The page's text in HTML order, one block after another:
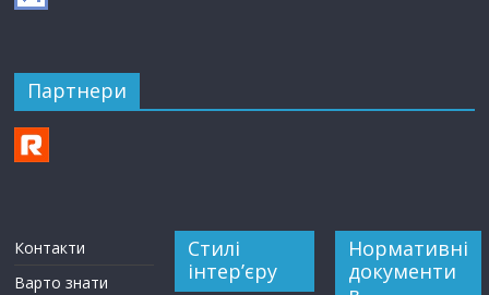
Партнери
Контакти
Варто знати
Стилі
інтер’єру
Нормативні
документи